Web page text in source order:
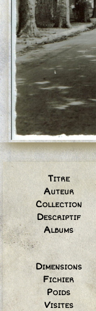
Titre
Auteur
Collection
Descriptif
Albums
Dimensions
Fichier
Poids
Visites